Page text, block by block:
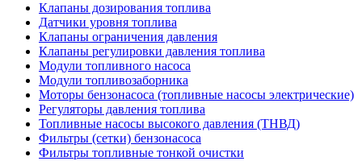
Клапаны дозирования топлива
Датчики уровня топлива
Клапаны ограничения давления
Клапаны регулировки давления топлива
Модули топливного насоса
Модули топливозаборника
Моторы бензонасоса (топливные насосы электрические)
Регуляторы давления топлива
Топливные насосы высокого давления (ТНВД)
Фильтры (сетки) бензонасоса
Фильтры топливные тонкой очистки